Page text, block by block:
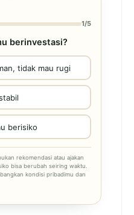
1/5
berinvestasi?
tidak mau rugi
berisiko
rekomendasi atau ajakan
bisa berubah seiring waktu.
kondisi pribadimu dan